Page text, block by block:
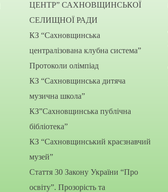
ЦЕНТР” САХНОВЩИНСЬКОЇ
СЕЛИЩНОЇ РАДИ
КЗ “Сахновщинська
централізована клубна система”
Протоколи олімпіад
КЗ “Сахновщинська дитяча
музична школа”
КЗ”Сахновщинська публічна
бібліотека”
КЗ “Сахновщинський краєзнавчий
музей”
Стаття 30 Закону України “Про
освіту”. Прозорість та